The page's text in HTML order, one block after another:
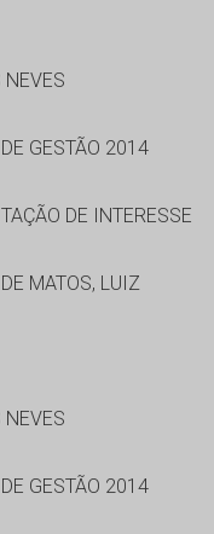
NEVES
GESTÃO 2014
DE INTERESSE
MATOS, LUIZ
NEVES
GESTÃO 2014